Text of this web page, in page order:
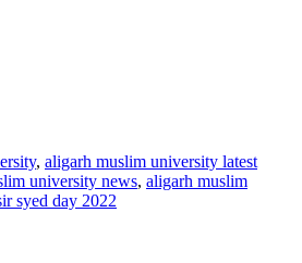
, aligarh muslim university latest
university news, aligarh muslim
syed day 2022